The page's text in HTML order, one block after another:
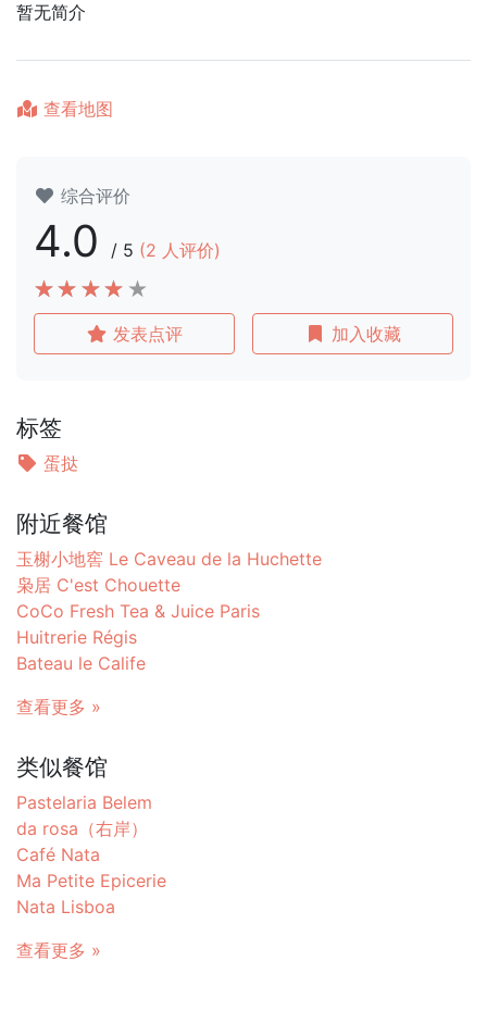
暂无简介
查看地图
综合评价
4.0 / 5 (2 人评价)
发表点评 加入收藏
标签
蛋挞
附近餐馆
玉榭小地窖 Le Caveau de la Huchette
枭居 C'est Chouette
CoCo Fresh Tea & Juice Paris
Huitrerie Régis
Bateau le Calife
查看更多 »
类似餐馆
Pastelaria Belem
da rosa（右岸）
Café Nata
Ma Petite Epicerie
Nata Lisboa
查看更多 »